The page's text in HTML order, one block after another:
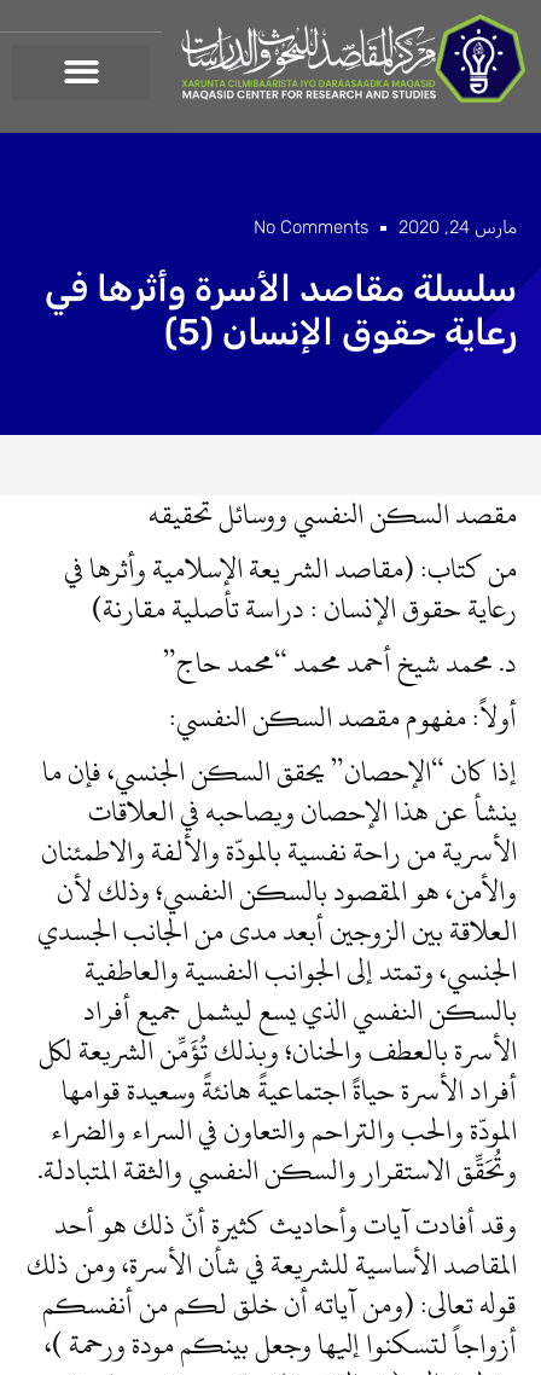
إلى
المحتوى
مارس 24, 2020 No Comments
سلسلة مقاصد الأسرة وأثرها في
رعاية حقوق الإنسان (5)
مقصد السكن النفسي ووسائل تحقيقه
من كتاب: (مقاصد الشر يعة الإسلامية وأثرها في
رعاية حقوق الإنسان : دراسة تأصلية مقارنة)
د. محمد شيخ أحمد محمد “محمد حاج”
أولاً: مفهوم مقصد السكن النفسي:
إذا كان “الإحصان” يحقق السكن الجنسي، فإن ما
ينشأ عن هذا الإحصان ويصاحبه في العلاقات
الأسرية من راحة نفسية بالمودّة والألفة والاطمئنان
والأمن، هو المقصود بالسكن النفسي؛ وذلك لأن
العلاقة بين الزوجين أبعد مدى من الجانب الجسدي
الجنسي، وتمتد إلى الجوانب النفسية والعاطفية
بالسكن النفسي الذي يسع ليشمل جميع أفراد
الأسرة بالعطف والحنان؛ وبذلك تُؤَمِّن الشريعة لكل
أفراد الأسرة حياةً اجتماعيةً هانئةً وسعيدة قوامها
المودّة والحب والتراحم والتعاون في السراء والضراء
وتُحَقِّق الاستقرار والسكن النفسي والثقة المتبادلة.
وقد أفادت آيات وأحاديث كثيرة أنّ ذلك هو أحد
المقاصد الأساسية للشريعة في شأن الأسرة، ومن ذلك
قوله تعالى: (ومن آياته أن خلق لكم من أنفسكم
أزواجاً لتسكنوا إليها وجعل بينكم مودة ورحمة )،